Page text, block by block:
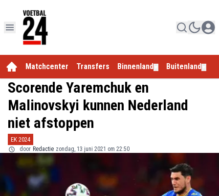
Matchcenter Transfers Binnenland Buitenland
Scorende Yaremchuk en
Malinovskyi kunnen Nederland
niet afstoppen
EK 2024
door Redactie zondag, 13 juni 2021 om 22:50